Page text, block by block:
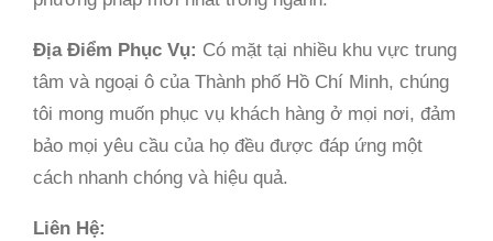
Địa Điểm Phục Vụ: Có mặt tại nhiều khu vực trung
tâm và ngoại ô của Thành phố Hồ Chí Minh, chúng
tôi mong muốn phục vụ khách hàng ở mọi nơi, đảm
bảo mọi yêu cầu của họ đều được đáp ứng một
cách nhanh chóng và hiệu quả.
Liên Hệ: